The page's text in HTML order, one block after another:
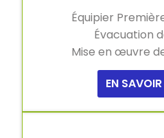
Équipier
Évacuation
Mise en œuvre
EN